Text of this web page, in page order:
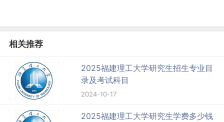
相关推荐
2025福建理工大学研究生招生专业目
录及考试科目
2024-10-17
2025福建理工大学研究生学费多少钱